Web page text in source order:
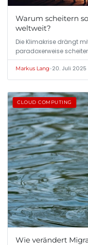
Warum scheitern
weltweit?
Die Klimakrise drängt
paradoxerweise
Markus Lang•20. Juli 2025
CLOUD COMPUTING
Wie verändert